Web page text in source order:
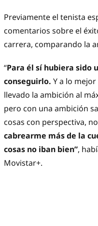
Previamente el tenista
comentarios sobre el
carrera, comparando la
“Para él sí hubiera sido
conseguirlo. Y a lo
llevado la ambición al
pero con una ambición
cosas con perspectiva,
cabrearme más de la
cosas no iban bien”,
Movistar+.